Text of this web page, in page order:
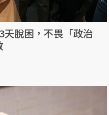
脫困，不畏「政治